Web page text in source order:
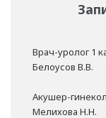
Врач-уролог 1
Белоусов В.В.
Акушер-
Мелихова Н.Н.